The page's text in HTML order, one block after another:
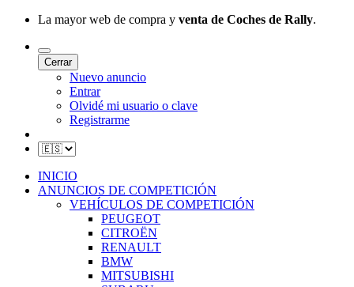
La mayor web de compra y venta de Coches de Rally.
Cerrar
Nuevo anuncio
Entrar
Olvidé mi usuario o clave
Registrarme
INICIO
ANUNCIOS DE COMPETICIÓN
VEHÍCULOS DE COMPETICIÓN
PEUGEOT
CITROËN
RENAULT
BMW
MITSUBISHI